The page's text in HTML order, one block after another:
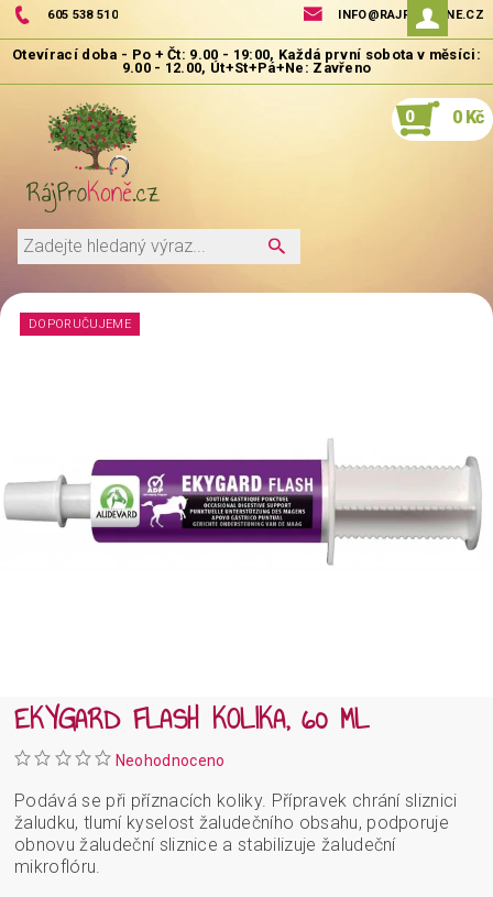
605 538 510 INFO@RAJPROKONE.CZ
0 0 Kč
DOPORUČUJEME
EKYGARD FLASH KOLIKA, 60 ML
Neohodnoceno
Podává se při příznacích koliky. Přípravek chrání sliznici
žaludku, tlumí kyselost žaludečního obsahu, podporuje
obnovu žaludeční sliznice a stabilizuje žaludeční
mikroflóru.